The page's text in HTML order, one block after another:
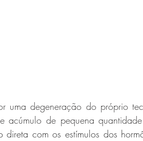
uma degeneração do próprio
direta com os estímulos dos